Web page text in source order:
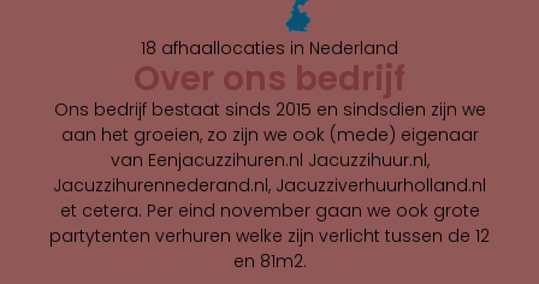
Over ons bedrijf
Ons bedrijfbestaat sinds 2015 en sindsdien zijn we
aan het groeien, zo zijn we ook (mede) eigenaar
van Eenjacuzzihuren.nl Jacuzzihuur.nl,
Jacuzzihurennederand.nl, Jacuzziverhuurholland.nl
et cetera. Per eind november gaan we ook grote
partytenten verhuren welke zijn verlicht tussen de 12
en 81m2.
18 afhaallocaties in Nederland